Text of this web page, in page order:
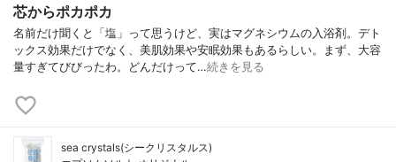
芯からポカポカ
名前だけ聞くと「塩」って思うけど、実はマグネシウムの入浴剤。デト
ックス効果だけでなく、美肌効果や安眠効果もあるらしい。まず、大容
量すぎてびびったわ。どんだけって…続きを見る
sea crystals(シークリスタルス)